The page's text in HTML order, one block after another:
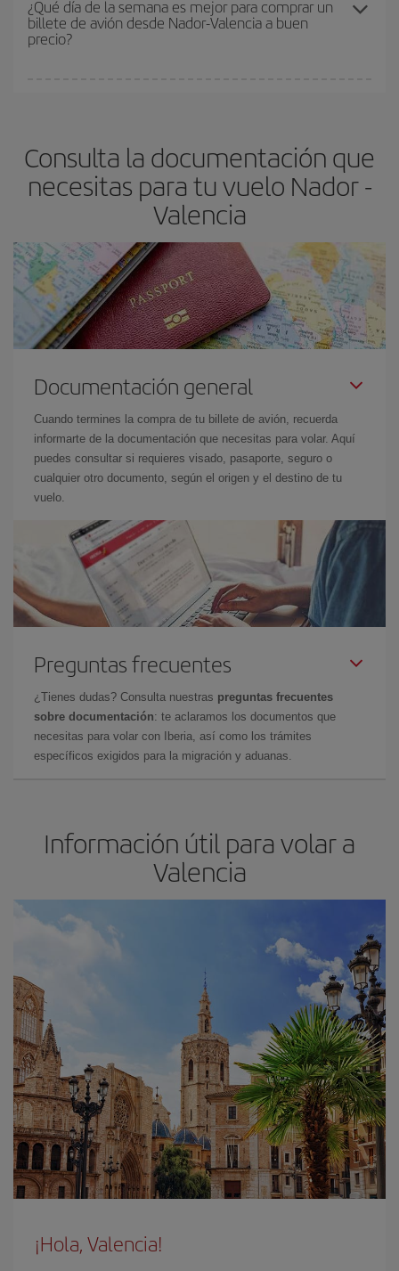
asegura el vuelo más barato.
¿Qué día de la semana es mejor para comprar un
billete de avión desde Nador-Valencia a buen
precio?
avión más baratos te saldrán. Además, si buscas los vuelos con
las fechas y los horarios del viaje un poco abiertos, podráselegir
el precio más barato.
Consulta la documentación que
necesitas para tu vuelo Nador -
Valencia
Documentación general
Cuando termines la compra de tu billete de avión, recuerda
informarte de la documentación que necesitas para volar. Aquí
puedes consultar si requieres visado, pasaporte, seguro o
cualquier otro documento, según el origen y el destino de tu
vuelo.
Preguntas frecuentes
¿Tienes dudas? Consulta nuestras preguntas frecuentes
sobre documentación: te aclaramos los documentos que
necesitas para volar con Iberia, así como los trámites
específicos exigidos para la migración y aduanas.
Información útil para volar a
Valencia
¡Hola, Valencia!